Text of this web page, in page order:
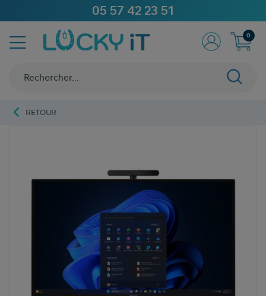
05 57 42 23 51
0
RETOUR